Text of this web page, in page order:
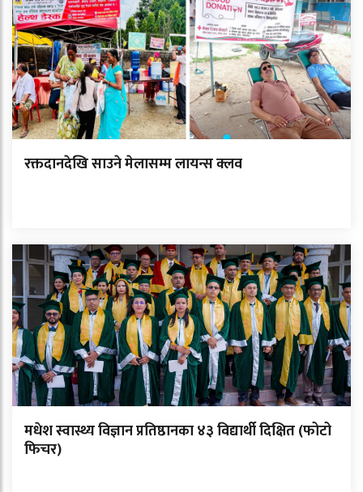
रक्तदानदेखि साउने मेलासम्म लायन्स क्लव
मधेश स्वास्थ्य विज्ञान प्रतिष्ठानका ४३ विद्यार्थी दिक्षित (फोटो
फिचर)